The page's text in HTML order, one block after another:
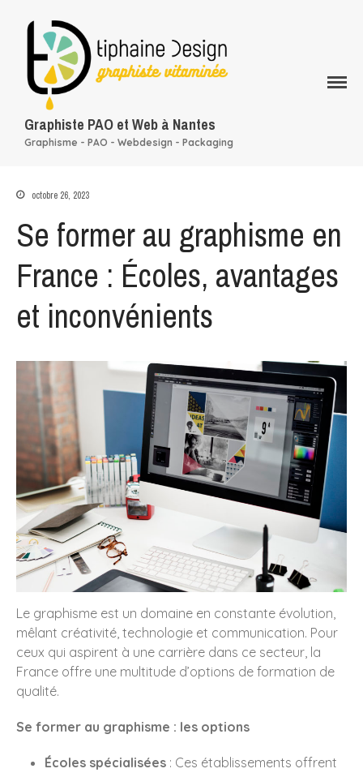
Mes services
Mes clients
Blog
Contact
Rapport d’activité 2024 –
AMPP Viala
Une confiance renouvelée de
l’IPGP pour la mise en page
du rapport annuel 2024
Création des livrets d’accueil
Licence & Masters pour l’IPGP
: une unité visuelle au service
de la cohérence
institutionnelle
Création graphique des
rapports annuels : comment
valoriser l’image de votre
entreprise ?
octobre 2025
Graphiste PAO et Web à Nantes
Graphisme - PAO - Webdesign - Packaging
octobre 26, 2023
Se former au graphisme en
France : Écoles, avantages
et inconvénients
Le graphisme est un domaine en constante évolution,
mêlant créativité, technologie et communication. Pour
ceux qui aspirent à une carrière dans ce secteur, la
France offre une multitude d’options de formation de
qualité.
Se former au graphisme : les options
Écoles spécialisées : Ces établissements offrent